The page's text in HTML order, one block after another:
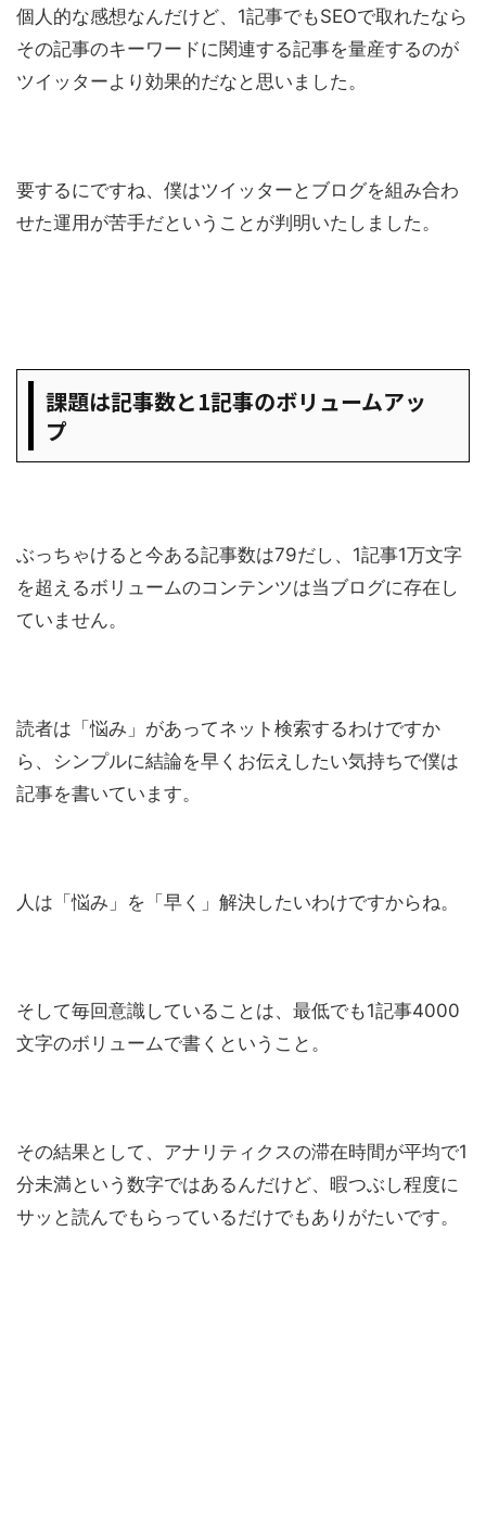
個人的な感想なんだけど、1記事でもSEOで取れたなら
その記事のキーワードに関連する記事を量産するのが
ツイッターより効果的だなと思いました。
要するにですね、僕はツイッターとブログを組み合わ
せた運用が苦手だということが判明いたしました。
課題は記事数と1記事のボリュームアッ
プ
ぶっちゃけると今ある記事数は79だし、1記事1万文字
を超えるボリュームのコンテンツは当ブログに存在し
ていません。
読者は「悩み」があってネット検索するわけですか
ら、シンプルに結論を早くお伝えしたい気持ちで僕は
記事を書いています。
人は「悩み」を「早く」解決したいわけですからね。
そして毎回意識していることは、最低でも1記事4000
文字のボリュームで書くということ。
その結果として、アナリティクスの滞在時間が平均で1
分未満という数字ではあるんだけど、暇つぶし程度に
サッと読んでもらっているだけでもありがたいです。